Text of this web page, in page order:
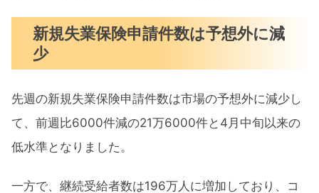
新規失業保険申請件数は予想外に減
少
先週の新規失業保険申請件数は市場の予想外に減少し
て、前週比6000件減の21万6000件と4月中旬以来の
低水準となりました。
一方で、継続受給者数は196万人に増加しており、コ